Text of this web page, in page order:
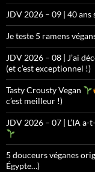
JDV 2026 – 09 | 40
Je teste 5 ramens
JDV 2026 – 08 | J’ai
(et c’est exceptionnel !)
Tasty Crousty Vegan
c’est meilleur !)
JDV 2026 – 07 | L’IA
5 douceurs véganes
Égypte…)